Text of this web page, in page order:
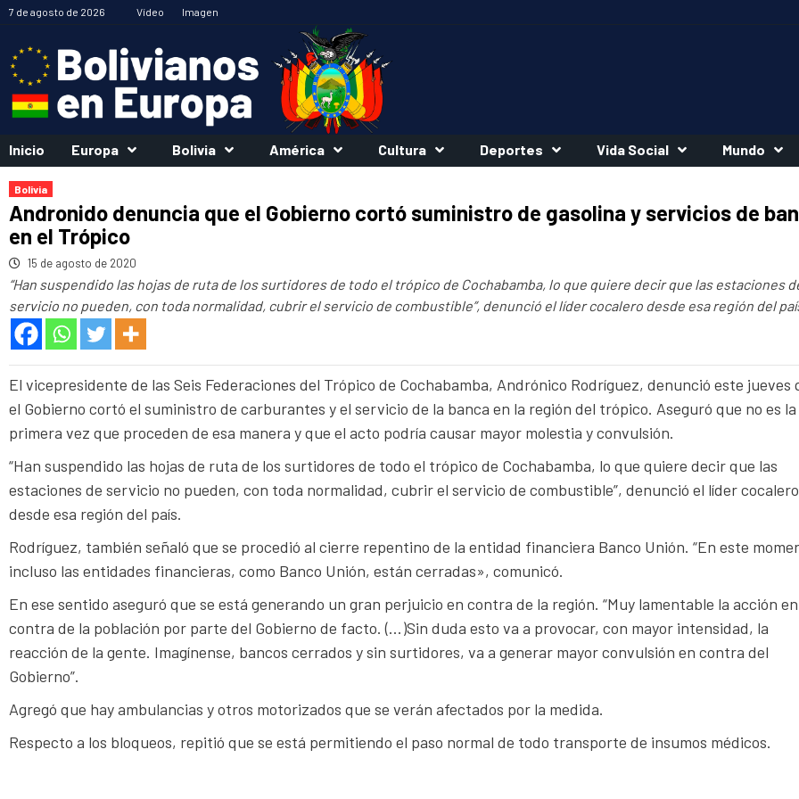
Saltar
contenido
7 de agosto de 2026 Vídeo Imagen
Inicio Europa Bolivia América Cultura Deportes Vida Social Mundo
Bolivia
Andronido denuncia que el Gobierno cortó suministro de gasolina y servicios de
en el Trópico
15 de agosto de 2020
“Han suspendido las hojas de ruta de los surtidores de todo el trópico de Cochabamba, lo que quiere decir que las estaciones
servicio no pueden, con toda normalidad, cubrir el servicio de combustible”, denunció el líder cocalero desde esa región del
El vicepresidente de las Seis Federaciones del Trópico de Cochabamba, Andrónico Rodríguez, denunció este jueves
el Gobierno cortó el suministro de carburantes y el servicio de la banca en la región del trópico. Aseguró que no es la
primera vez que proceden de esa manera y que el acto podría causar mayor molestia y convulsión.
“Han suspendido las hojas de ruta de los surtidores de todo el trópico de Cochabamba, lo que quiere decir que las
estaciones de servicio no pueden, con toda normalidad, cubrir el servicio de combustible”, denunció el líder cocalero
desde esa región del país.
Rodríguez, también señaló que se procedió al cierre repentino de la entidad financiera Banco Unión. “En este
incluso las entidades financieras, como Banco Unión, están cerradas», comunicó.
En ese sentido aseguró que se está generando un gran perjuicio en contra de la región. “Muy lamentable la acción en
contra de la población por parte del Gobierno de facto. (…)Sin duda esto va a provocar, con mayor intensidad, la
reacción de la gente. Imagínense, bancos cerrados y sin surtidores, va a generar mayor convulsión en contra del
Gobierno”.
Agregó que hay ambulancias y otros motorizados que se verán afectados por la medida.
Respecto a los bloqueos, repitió que se está permitiendo el paso normal de todo transporte de insumos médicos.